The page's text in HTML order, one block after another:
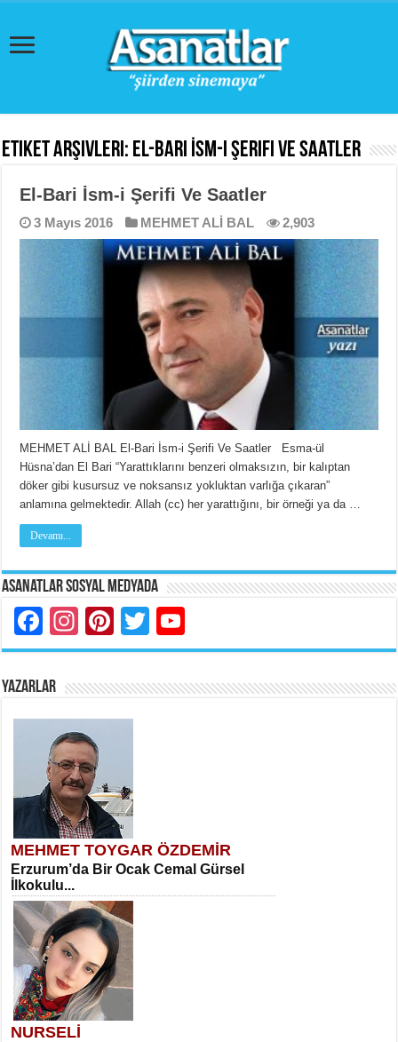
Etiket Arşivleri: El-Bari İsm-i Şerifi Ve Saatler
El-Bari İsm-i Şerifi Ve Saatler
3 Mayıs 2016 MEHMET ALİ BAL 2,903
MEHMET ALİ BAL El-Bari İsm-i Şerifi Ve Saatler Esma-ül
Hüsna’dan El Bari “Yarattıklarını benzeri olmaksızın, bir kalıptan
döker gibi kusursuz ve noksansız yokluktan varlığa çıkaran”
anlamına gelmektedir. Allah (cc) her yarattığını, bir örneği ya da …
Devamı...
Asanatlar Sosyal Medyada
Facebook
Instagram
Pinterest
Twitter
YAZARLAR
MEHMET TOYGAR ÖZDEMİR
Erzurum’da Bir Ocak Cemal Gürsel
İlkokulu...
NURSELİ